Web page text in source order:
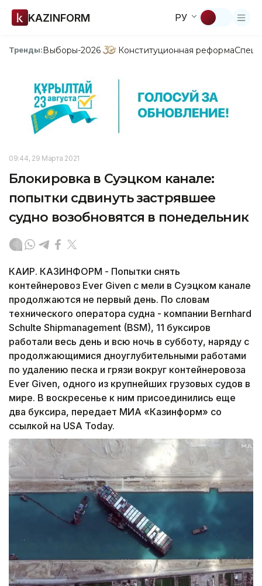
KAZINFORM РУ
Тренды:Выборы-2026 Конституционная реформа
09:44, 29 Марта 2021
Блокировка в Суэцком канале:
попытки сдвинуть застрявшее
судно возобновятся в понедельник
КАИР. КАЗИНФОРМ - Попытки снять
контейнеровоз Ever Given с мели в Суэцком канале
продолжаются не первый день. По словам
технического оператора судна - компании Bernhard
Schulte Shipmanagement (BSM), 11 буксиров
работали весь день и всю ночь в субботу, наряду с
продолжающимися дноуглубительными работами
по удалению песка и грязи вокруг контейнеровоза
Ever Given, одного из крупнейших грузовых судов в
мире. В воскресенье к ним присоединились еще
два буксира, передает МИА «Казинформ» со
ссылкой на USA Today.